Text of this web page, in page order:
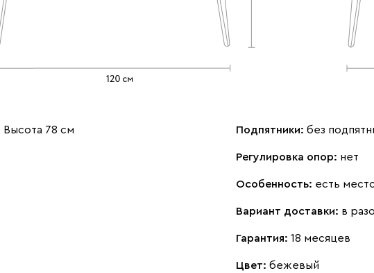
Высота 78 см Подпятники: без
Регулировка опор: нет
Особенность: есть
Вариант доставки: в
Гарантия: 18 месяцев
Цвет: бежевый